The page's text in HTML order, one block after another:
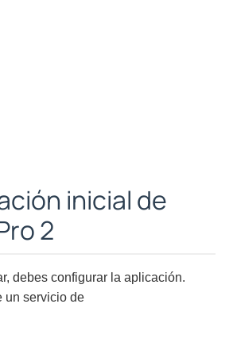
inicial de
2
debes configurar la aplicación.
un servicio de